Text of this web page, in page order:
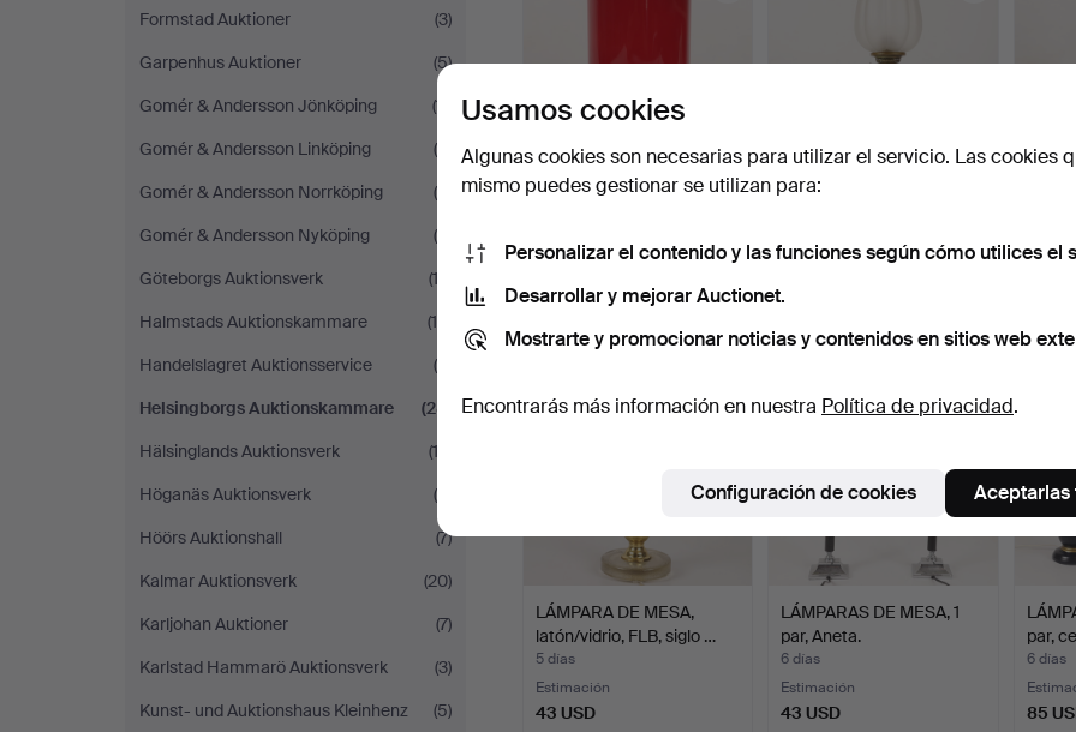
Formstad Auktioner
(3)
Garpenhus Auktioner
(5)
Gomér & Andersson Jönköping
(11)
Gomér & Andersson Linköping
(4)
Gomér & Andersson Norrköping
(5)
Gomér & Andersson Nyköping
(4)
Göteborgs Auktionsverk
(12)
Halmstads Auktionskammare
(14)
Handelslagret Auktionsservice
(8)
Helsingborgs Auktionskammare
(28)
Hälsinglands Auktionsverk
(12)
Höganäs Auktionsverk
(5)
Höörs Auktionshall
(7)
Kalmar Auktionsverk
(20)
Karljohan Auktioner
(7)
Karlstad Hammarö Auktionsverk
(3)
Kunst- und Auktionshaus Kleinhenz
(5)
"Lyktan", cristal rojo, I…
5 días
Estimación
QUEROSENO,
metal/vidrio, siglo …
5 días
metal/
5 días
LÁMPARA DE MESA,
latón/vidrio, FLB, siglo …
5 días
Estimación
43 USD
LÁMPARAS DE MESA, 1
par, Aneta.
6 días
Estimación
43 USD
par,
6 días
85
Usamos cookies
Algunas cookies son necesarias para utilizar el servicio. Las cookies
mismo puedes gestionar se utilizan para:
Personalizar el contenido y las funciones según cómo utilices el
Desarrollar y mejorar Auctionet.
Mostrarte y promocionar noticias y contenidos en sitios web
Encontrarás más información en nuestra Política de privacidad.
Configuración de cookies Aceptarlas